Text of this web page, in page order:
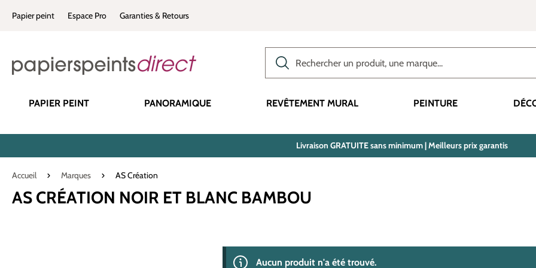
Passer à la navigation principale
Papier peint Espace Pro Garanties & Retours
PAPIER PEINT PANORAMIQUE REVÊTEMENT MURAL PEINTURE
Livraison GRATUITE sans minimum | Meilleurs prix garantis
Accueil Marques AS Création
AS CRÉATION NOIR ET BLANC BAMBOU
Aucun produit n'a été trouvé.